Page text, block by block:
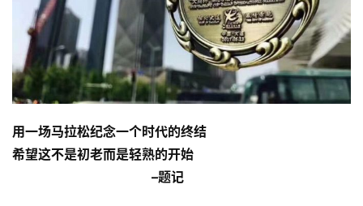
用一场马拉松纪念一个时代的终结
希望这不是初老而是轻熟的开始
–题记